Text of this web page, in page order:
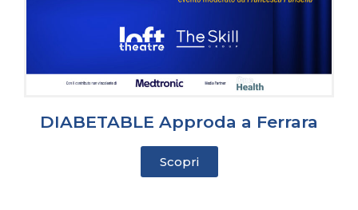
DIABETABLE Approda a Ferrara
Scopri